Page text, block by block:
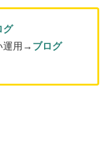
グ
運用→ ブログ